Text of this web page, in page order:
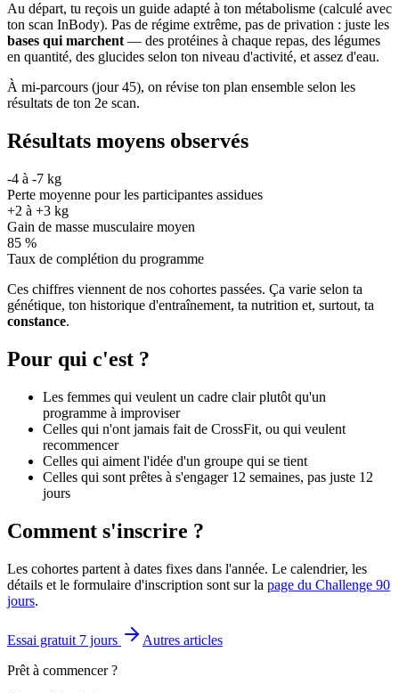
Au départ, tu reçois un guide adapté à ton métabolisme (calculé avec
ton scan InBody). Pas de régime extrême, pas de privation : juste les
bases qui marchent — des protéines à chaque repas, des légumes
en quantité, des glucides selon ton niveau d'activité, et assez d'eau.
À mi-parcours (jour 45), on révise ton plan ensemble selon les
résultats de ton 2e scan.
Résultats moyens observés
-4 à -7 kg
Perte moyenne pour les participantes assidues
+2 à +3 kg
Gain de masse musculaire moyen
85 %
Taux de complétion du programme
Ces chiffres viennent de nos cohortes passées. Ça varie selon ta
génétique, ton historique d'entraînement, ta nutrition et, surtout, ta
constance.
Pour qui c'est ?
Les femmes qui veulent un cadre clair plutôt qu'un
programme à improviser
Celles qui n'ont jamais fait de CrossFit, ou qui veulent
recommencer
Celles qui aiment l'idée d'un groupe qui se tient
Celles qui sont prêtes à s'engager 12 semaines, pas juste 12
jours
Comment s'inscrire ?
Les cohortes partent à dates fixes dans l'année. Le calendrier, les
détails et le formulaire d'inscription sont sur la page du Challenge 90
jours.
Essai gratuit 7 jours
Autres articles
Prêt à commencer ?